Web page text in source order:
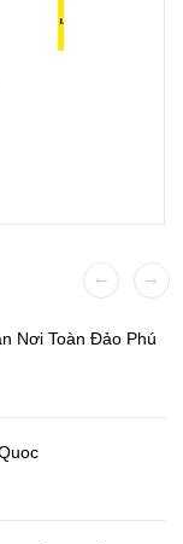
Nơi Toàn Đảo Phú